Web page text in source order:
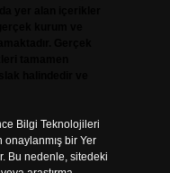
Bilgi Teknolojileri
onaylanmış bir Yer
Bu nedenle, sitedeki